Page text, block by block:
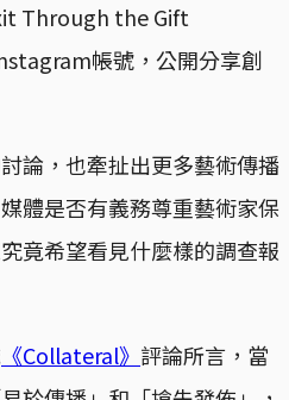
Through the Gift
帳號，公開分享創
論，也牽扯出更多藝術傳播
體是否有義務尊重藝術家保
竟希望看見什麼樣的調查報
《Collateral》 評論所言，當